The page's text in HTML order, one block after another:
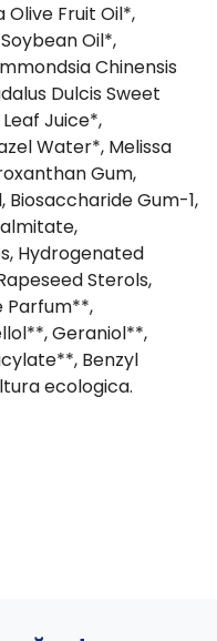
Fruit Oil*,
Oil*,
Chinensis
Dulcis Sweet
Juice*,
Water*, Melissa
Gum,
Biosaccharide Gum-1,
Hydrogenated
Sterols,
Parfum**,
Geraniol**,
Benzyl
ecologica.